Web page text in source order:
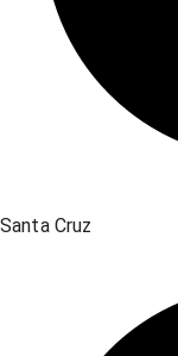
Santa Cruz